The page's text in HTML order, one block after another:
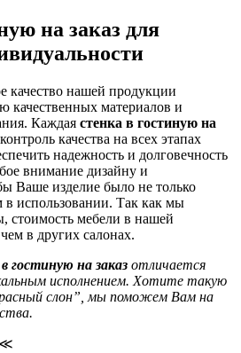
на заказ для
качество нашей продукции
качественных материалов и
Каждая стенка в гостиную на
качества на всех этапах
надежность и долговечность
внимание дизайну и
Ваше изделие было не только
использовании. Так как мы
стоимость мебели в нашей
в других салонах.
гостиную на заказ отличается
исполнением. Хотите такую
слон”, мы поможем Вам на
≪